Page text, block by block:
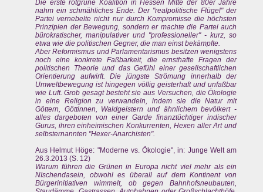
Die erste rotgrüne Koalition in Hessen Mitte der 80er Jahre
nahm ein schmähliches Ende. Der "realpolitische Flügel" der
Partei vernebelte nicht nur durch Kompromisse die höchsten
Prinzipien der Bewegung, sondern er machte die Partei auch
bürokratischer, manipulativer und "professioneller" - kurz, so
etwa wie die politischen Gegner, die man einst bekämpfte.
Aber Reformismus und Parlamentarismus besitzen wenigstens
noch eine konkrete Faßbarkeit, die ernsthafte Fragen der
politischen Theorie und das Gefühl einer gesellschaftlichen
Orientierung aufwirft. Die jüngste Strömung innerhalb der
Umweltbewegung ist hingegen völlig geisterhaft und unfaßbar
wie Luft. Grob gesagt besteht sie aus Versuchen, die Ökologie
in eine Religion zu verwandeln, indem sie die Natur mit
Göttern, Göttinnen, Waldgeistern und ähnlichem bevölkert -
alles dargeboten von einer Garde finanztüchtiger indischer
Gurus, ihren einheimischen Konkurrenten, Hexen aller Art und
selbsternannten "Hexer-Anarchisten".
Aus Helmut Höge: "Moderne vs. Ökologie", in: Junge Welt am
26.3.2013 (S. 12)
Warum führen die Grünen in Europa nicht viel mehr als ein
NIschendasein, obwohl es überall auf dem Kontinent von
Bürgerinitiativen wimmelt, ob gegen Bahnhofsneubauten,